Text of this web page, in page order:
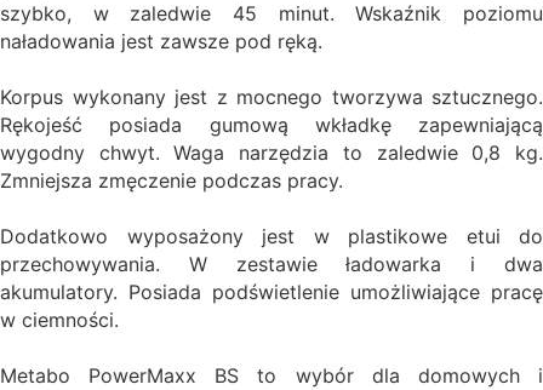
szybko, w zaledwie 45 minut. Wskaźnik poziomu
naładowania jest zawsze pod ręką.
Korpus wykonany jest z mocnego tworzywa sztucznego.
Rękojeść posiada gumową wkładkę zapewniającą
wygodny chwyt. Waga narzędzia to zaledwie 0,8 kg.
Zmniejsza zmęczenie podczas pracy.
Dodatkowo wyposażony jest w plastikowe etui do
przechowywania. W zestawie ładowarka i dwa
akumulatory. Posiada podświetlenie umożliwiające pracę
w ciemności.
Metabo PowerMaxx BS to wybór dla domowych i